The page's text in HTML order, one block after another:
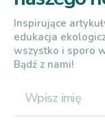
Inspirujące
edukacja
wszystko i sporo
Bądź z nami!